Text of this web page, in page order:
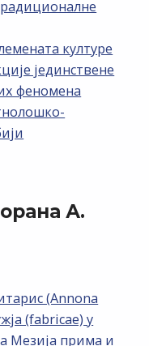
културе
јединствене
феномена
А.
(Annona
(fabricae) у
Мезија прима и